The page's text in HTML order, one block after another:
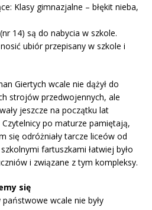
Klasy gimnazjalne – błękit nieba,
14) są do nabycia w szkole.
ubiór przepisany w szkole i
Giertych wcale nie dążył do
strojów przedwojennych, ale
jeszcze na początku lat
po maturze pamiętają,
się odróżniały tarcze liceów od
fartuszkami łatwiej było
i związane z tym kompleksy.
się
wcale nie były